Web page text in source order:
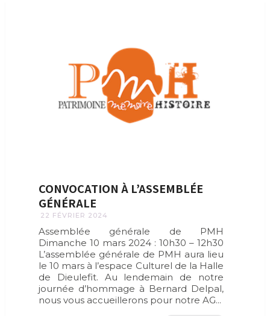
CONVOCATION À L’ASSEMBLÉE
GÉNÉRALE
22 FÉVRIER 2024
Assemblée générale de PMH
Dimanche 10 mars 2024 : 10h30 – 12h30
L’assemblée générale de PMH aura lieu
le 10 mars à l’espace Culturel de la Halle
de Dieulefit. Au lendemain de notre
journée d’hommage à Bernard Delpal,
nous vous accueillerons pour notre AG...